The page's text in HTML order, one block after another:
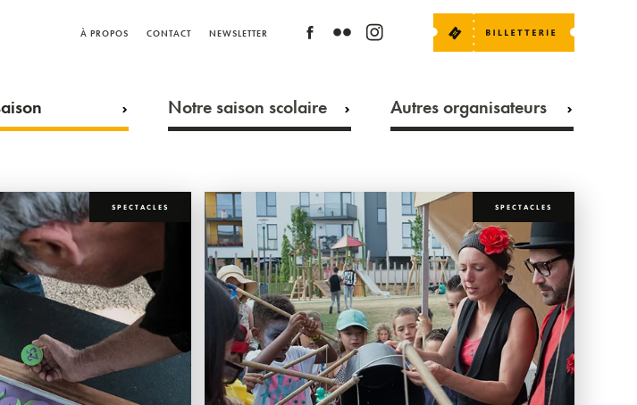
À PROPOS CONTACT NEWSLETTER
Notre saison scolaire Autres organisateurs
SPECTACLES SPECTACLES